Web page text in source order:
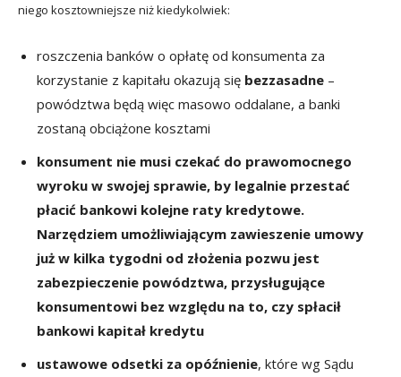
niego kosztowniejsze niż kiedykolwiek:
roszczenia banków o opłatę od konsumenta za
korzystanie z kapitału okazują się bezzasadne –
powództwa będą więc masowo oddalane, a banki
zostaną obciążone kosztami
konsument nie musi czekać do prawomocnego
wyroku w swojej sprawie, by legalnie przestać
płacić bankowi kolejne raty kredytowe.
Narzędziem umożliwiającym zawieszenie umowy
już w kilka tygodni od złożenia pozwu jest
zabezpieczenie powództwa, przysługujące
konsumentowi bez względu na to, czy spłacił
bankowi kapitał kredytu
ustawowe odsetki za opóźnienie, które wg Sądu